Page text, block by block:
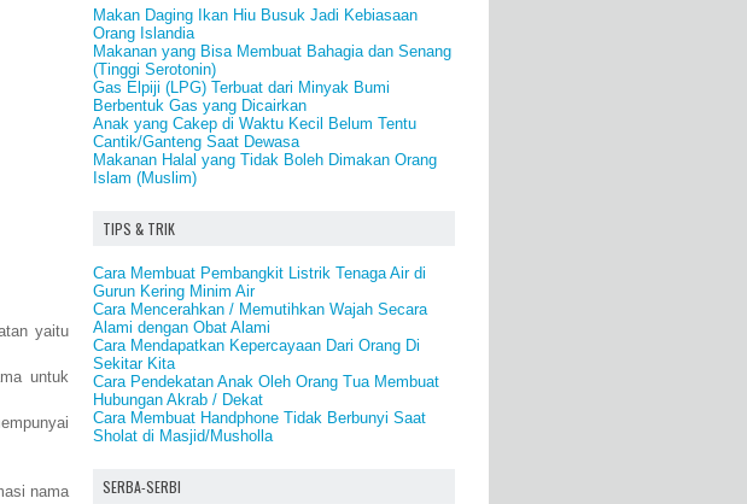
yaitu
untuk
nama
Makan Daging Ikan Hiu Busuk Jadi Kebiasaan
Orang Islandia
Makanan yang Bisa Membuat Bahagia dan Senang
(Tinggi Serotonin)
Gas Elpiji (LPG) Terbuat dari Minyak Bumi
Berbentuk Gas yang Dicairkan
Anak yang Cakep di Waktu Kecil Belum Tentu
Cantik/Ganteng Saat Dewasa
Makanan Halal yang Tidak Boleh Dimakan Orang
Islam (Muslim)
TIPS & TRIK
Cara Membuat Pembangkit Listrik Tenaga Air di
Gurun Kering Minim Air
Cara Mencerahkan / Memutihkan Wajah Secara
Alami dengan Obat Alami
Cara Mendapatkan Kepercayaan Dari Orang Di
Sekitar Kita
Cara Pendekatan Anak Oleh Orang Tua Membuat
Hubungan Akrab / Dekat
Cara Membuat Handphone Tidak Berbunyi Saat
Sholat di Masjid/Musholla
SERBA-SERBI